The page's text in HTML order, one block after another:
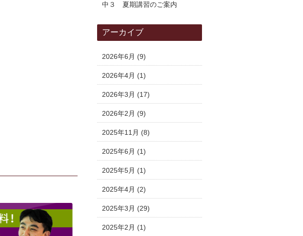
中３ 夏期講習のご案内
アーカイブ
2026年6月 (9)
2026年4月 (1)
2026年3月 (17)
2026年2月 (9)
2025年11月 (8)
2025年6月 (1)
2025年5月 (1)
2025年4月 (2)
2025年3月 (29)
2025年2月 (1)